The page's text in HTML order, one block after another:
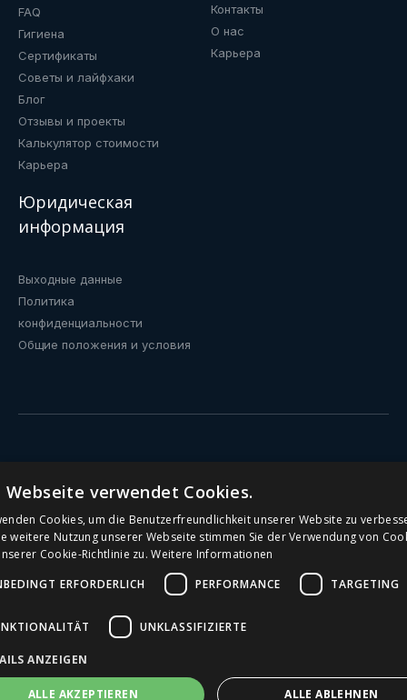
FAQ
Гигиена
Сертификаты
Советы и лайфхаки
Блог
Отзывы и проекты
Калькулятор стоимости
Карьера
Контакты
О нас
Карьера
Юридическая
информация
Выходные данные
Политика
конфиденциальности
Общие положения и условия
Кулеры с подключением к водопроводу
Общественные питьевые фонтанчики
Кулеры для воды
Кулеры для офиса
Webseite verwendet Cookies.
Cookies, um die Benutzerfreundlichkeit unserer Website zu
weitere Nutzung unserer Webseite stimmen Sie der Verwendung von
Cookie-Richtlinie zu. Weitere Informationen
ERFORDERLICH
PERFORMANCE TARGETING
UNKLASSIFIZIERTE
ANZEIGEN
ALLE AKZEPTIEREN ALLE ABLEHNEN